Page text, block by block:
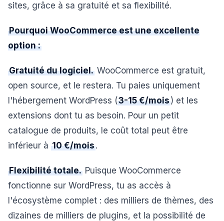
sites, grâce à sa gratuité et sa flexibilité.
Pourquoi WooCommerce est une excellente
option :
Gratuité du logiciel. WooCommerce est gratuit,
open source, et le restera. Tu paies uniquement
l'hébergement WordPress (3-15 €/mois) et les
extensions dont tu as besoin. Pour un petit
catalogue de produits, le coût total peut être
inférieur à 10 €/mois.
Flexibilité totale. Puisque WooCommerce
fonctionne sur WordPress, tu as accès à
l'écosystème complet : des milliers de thèmes, des
dizaines de milliers de plugins, et la possibilité de